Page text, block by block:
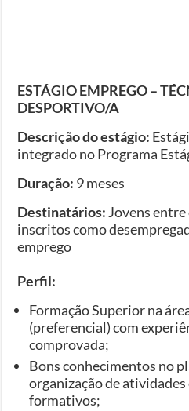
ESTÁGIO EMPREGO –
DESPORTIVO/A
Descrição do estágio:
integrado no Programa
Duração: 9 meses
Destinatários: Jovens entre
inscritos como
emprego
Perfil:
Formação Superior na
(preferencial) com
comprovada;
Bons conhecimentos no
organização de
formativos;